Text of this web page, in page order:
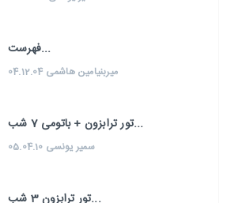
فهرست...
میربنیامین هاشمی 04.12.04
تور ترابزون + باتومی 7 شب...
سمیر یونسی 05.04.10
تور ترابزون 3 شب...